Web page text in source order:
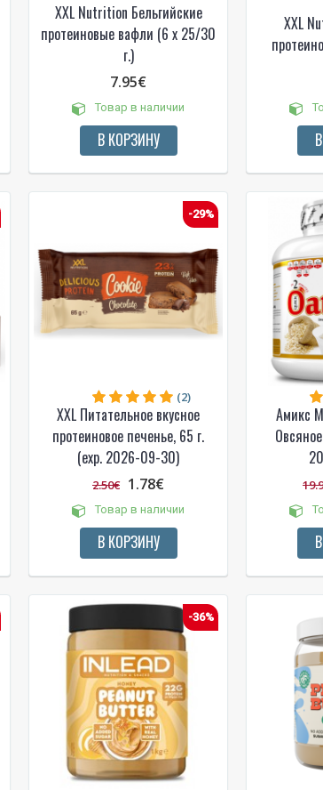
XXL Nutrition Бельгийские
протеиновые вафли (6 x 25/30
г.)
7.95€
Товар в наличии
В КОРЗИНУ
XXL
-29%
XXL Питательное вкусное
протеиновое печенье, 65 г.
(exp. 2026-09-30)
(2)
2.50€ 1.78€
Товар в наличии
В КОРЗИНУ
Амикс
-36%